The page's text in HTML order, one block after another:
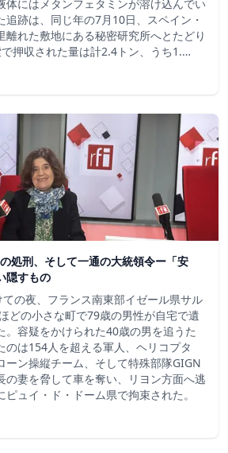
体にはメタンフェタミンが溶け込んでい
追跡は、同じ年の7月10日、スペイン・
離れた敷地にある秘密研究所へとたどり
押収された量は計2.4トン、うち1.…
処刑、そして一通の大統領令ー「安
隠すもの
の夜、フランス南東部イゼール県サル
どの小さな町で79歳の男性が自宅で遺
。容疑をかけられた40歳の男を追うた
のは154人を超える軍人、ヘリコプタ
ーン操縦チーム、そして特殊部隊GIGN
の妻を脅して車を奪い、リヨン方面へ逃
ュイ・ド・ドーム県で拘束された。